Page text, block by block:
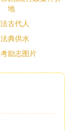
事实确有错误
名单和主要
查取证的，
，委托代理
费，一个是
案件
地
古代人
典供水
励志图片